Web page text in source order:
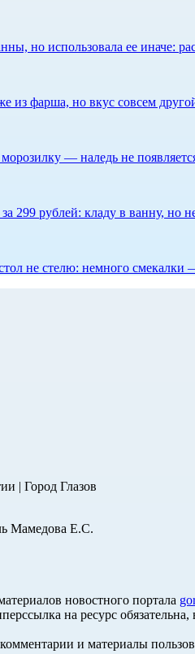
но использовала ее иначе:
из фарша, но вкус совсем
— наледь не
рублей: кладу в ванну, но
не стелю: немного смекалки
| Город Глазов
Мамедова Е.С.
новостного портала
на ресурс
и материалы